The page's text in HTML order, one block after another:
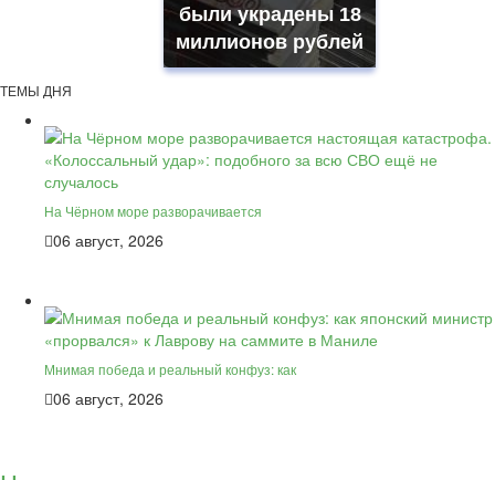
были украдены 18
миллионов рублей
ТЕМЫ ДНЯ
На Чёрном море разворачивается
06 август, 2026
Мнимая победа и реальный конфуз: как
06 август, 2026